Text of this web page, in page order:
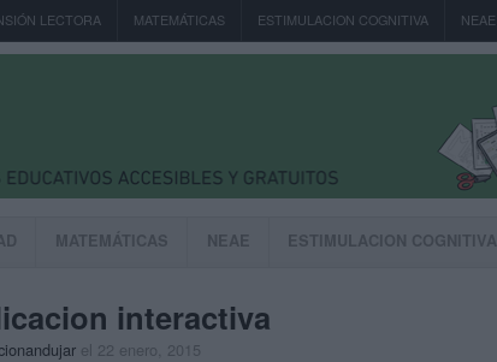
LECTORA MATEMÁTICAS ESTIMULACION COGNITIVA NEAE
MATEMÁTICAS NEAE ESTIMULACION COGNITIVA
interactiva
el 22 enero, 2015